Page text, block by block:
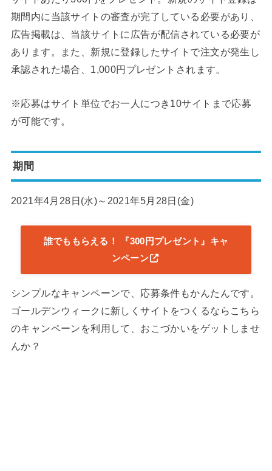
期間内に当該サイトの審査が完了している必要があり、
広告掲載は、当該サイトに広告が配信されている必要が
あります。また、新規に登録したサイトで注文が発生し
承認された場合、1,000円プレゼントされます。
※応募はサイト単位でお一人につき10サイトまで応募
が可能です。
期間
2021年4月28日(水)～2021年5月28日(金)
誰でももらえる！ 『300円プレゼント』キャ
ンペーン
シンプルなキャンペーンで、応募条件もかんたんです。
ゴールデンウィークに新しくサイトをつくるならこちら
のキャンペーンを利用して、おこづかいをゲットしませ
んか？